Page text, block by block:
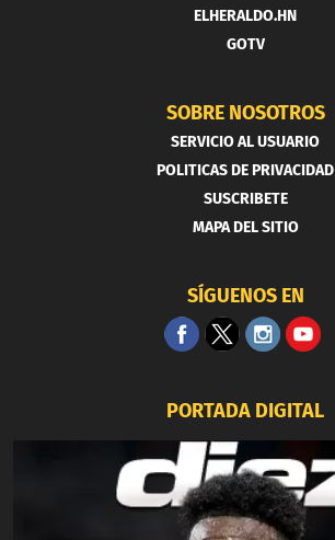
ELHERALDO.HN
GOTV
SOBRE NOSOTROS
SERVICIO AL USUARIO
POLITICAS DE PRIVACIDAD
SUSCRIBETE
MAPA DEL SITIO
SÍGUENOS EN
PORTADA DIGITAL